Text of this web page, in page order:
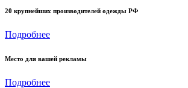
20 крупнейших производителей одежды РФ
Подробнее
Место для вашей рекламы
Подробнее